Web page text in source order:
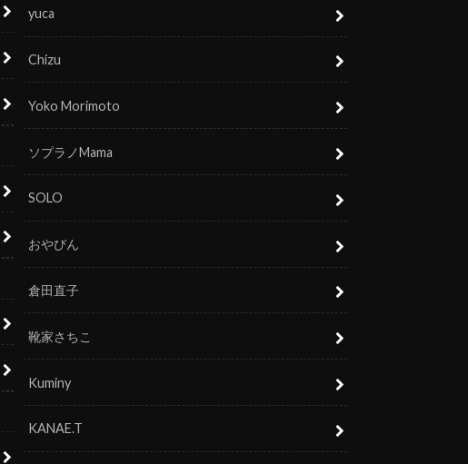
yuca
Chizu
Yoko Morimoto
ソプラノMama
SOLO
おやびん
倉田直子
靴家さちこ
Kuminy
KANAE.T